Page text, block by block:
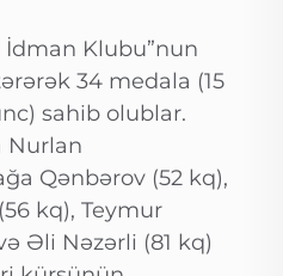
İdman Klubu”nun
34 medala (15
sahib olublar.
Nurlan
Qənbərov (52 kq),
kq), Teymur
Əli Nəzərli (81 kq)